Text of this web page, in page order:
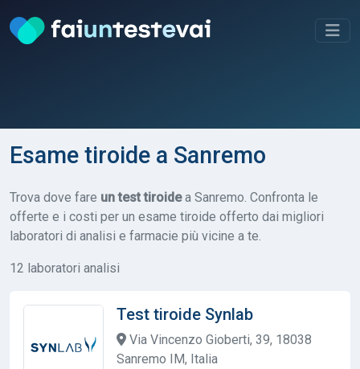
Esame tiroide a Sanremo
Trova dove fare un test tiroidea Sanremo. Confronta le
offerte e i costi per un esame tiroide offerto dai migliori
laboratori di analisi e farmacie più vicine a te.
12 laboratori analisi
Test tiroide Synlab
Via Vincenzo Gioberti, 39, 18038
Sanremo IM, Italia